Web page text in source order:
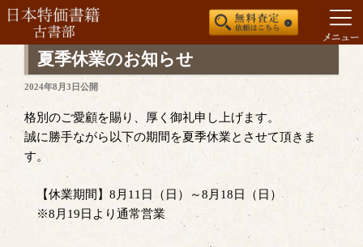
プ
夏季休業のお知らせ
投
日:
2024年8月3日公開
格別のご愛顧を賜り、厚く御礼申し上げます。
誠に勝手ながら以下の期間を夏季休業とさせて頂きま
す。
【休業期間】8月11日（日）～8月18日（日）
※8月19日より通常営業